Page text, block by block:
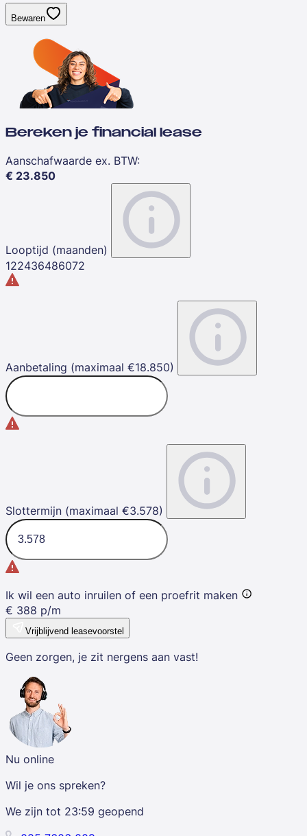
Bewaren
Bereken je financial lease
Aanschafwaarde ex. BTW:
€ 23.850
Looptijd (maanden)
122436486072
Aanbetaling (maximaal €18.850)
Slottermijn (maximaal €3.578)
Ik wil een auto inruilen of een proefrit maken
€ 388 p/m
Vrijblijvend leasevoorstel
Geen zorgen, je zit nergens aan vast!
Nu online
Wil je ons spreken?
We zijn tot 23:59 geopend